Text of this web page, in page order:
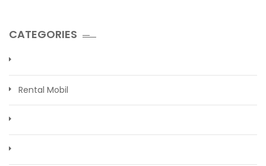
CATEGORIES
Rental Mobil